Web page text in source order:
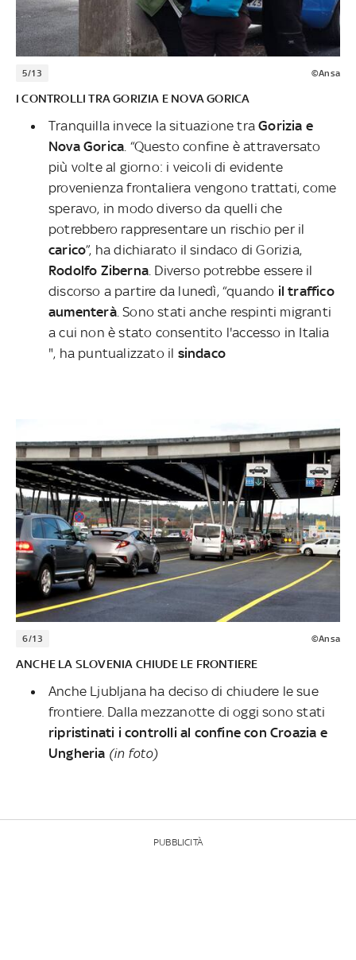
5/13 ©Ansa
I CONTROLLI TRA GORIZIA E NOVA GORICA
Tranquilla invece la situazione traGorizia e
Nova Gorica . “Questo confine è attraversato
più volte al giorno: i veicoli di evidente
provenienza frontaliera vengono trattati, come
speravo, in modo diverso da quelli che
potrebbero rappresentare un rischio per il
carico”, ha dichiarato il sindaco di Gorizia,
Rodolfo Ziberna . Diverso potrebbe essere il
discorso a partire da lunedì, “quando il traffico
aumenterà. Sono stati anche respinti migranti
a cui non è stato consentito l'accesso in Italia
", ha puntualizzato il sindaco
6/13 ©Ansa
ANCHE LA SLOVENIA CHIUDE LE FRONTIERE
Anche Ljubljana ha deciso di chiudere le sue
frontiere. Dalla mezzanotte di oggi sono stati
ripristinati i controlli al confine con Croazia e
Ungheria (in foto)
PUBBLICITÀ